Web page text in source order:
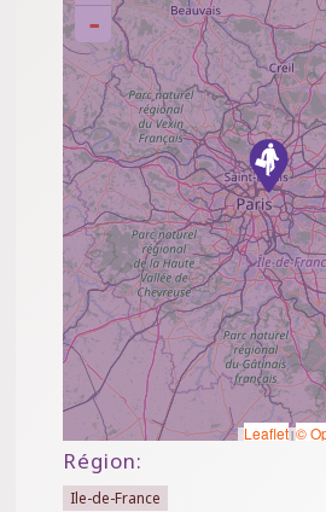
-
Leaflet|©
Région:
Ile-de-France